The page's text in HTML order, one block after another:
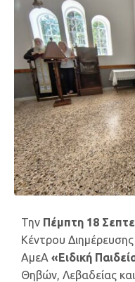
Την Πέμπτη 18
Κέντρου
ΑμεΑ «Ειδική
Θηβών, Λεβαδείας